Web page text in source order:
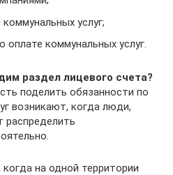
услуг;
оплате коммунальных услуг.
раздел лицевого счета?
поделить обязанности по
возникают, когда люди,
распределить
на одной территории